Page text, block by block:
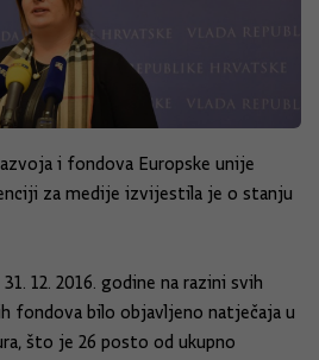
i fondova Europske unije
za medije izvijestila je o stanju
12. 2016. godine na razini svih
fondova bilo objavljeno natječaja u
što je 26 posto od ukupno